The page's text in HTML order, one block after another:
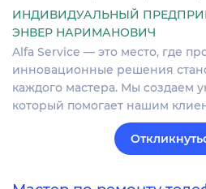
ИНДИВИДУАЛЬНЫЙ
ЭНВЕР НАРИМАНОВИЧ
Alfa Service — это место, где
инновационные решения
каждого мастера. Мы создаем
который помогает нашим